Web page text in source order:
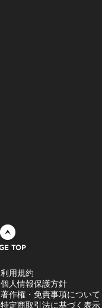
利用規約
個人情報保護方針
著作権・免責事項について
特定商取引法に基づく表示